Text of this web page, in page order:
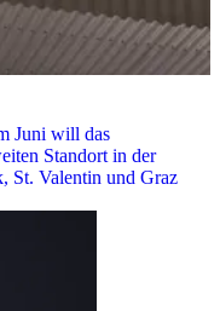
Juni will das
Standort in der
St. Valentin und Graz